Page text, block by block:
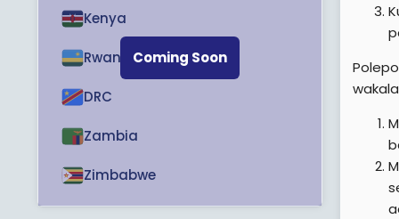
Coming Soon
Kenya
Rwanda
DRC
Zambia
Zimbabwe